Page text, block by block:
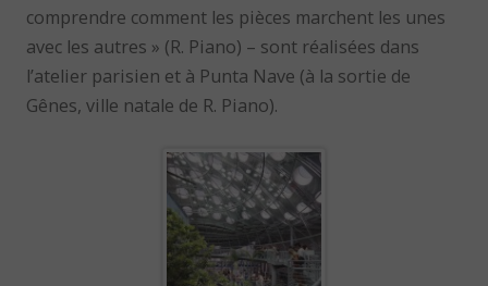
comprendre comment les pièces marchent les unes
avec les autres » (R. Piano) – sont réalisées dans
l’atelier parisien et à Punta Nave (à la sortie de
Gênes, ville natale de R. Piano).